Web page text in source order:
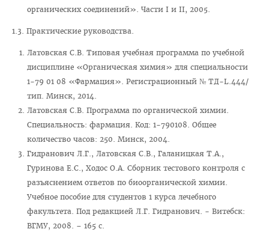
Почётная грамота Администрации Президента РБ
Заслуженный работник образования РБ
Благодарность Председателя Палаты представителей
Национального собрания РБ
Благодарность Администрации Президента РБ
Благодарность Премьер-министра РБ
АБИТУРИЕНТУ
Факультет довузовской подготовки
Порядок приема на ФДП 2026
Расписание
Стоимость обучения
органических соединений». Части I и II, 2005.
1.3. Практические руководства.
Латовская С.В. Типовая учебная программа по учебной
дисциплине «Органическая химия» для специальности
1-79 01 08 «Фармация». Регистрационный № ТД-L.444/
тип. Минск, 2014.
Латовская С.В. Программа по органической химии.
Специальность: фармация. Код: 1-790108. Общее
количество часов: 250. Минск, 2004.
Гидранович Л.Г., Латовская С.В., Галаницкая Т.А.,
Гуринова Е.С., Ходос О.А. Сборник тестового контроля с
разъяснением ответов по биоорганической химии.
Учебное пособие для студентов 1 курса лечебного
факультета. Под редакцией Л.Г. Гидранович. - Витебск:
ВГМУ, 2008. – 165 с.